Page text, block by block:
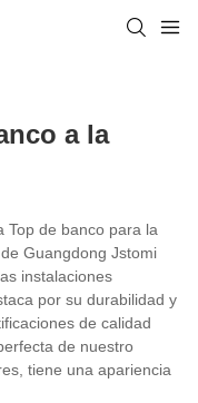
a la
Top de banco para la
Guangdong Jstomi
instalaciones
por su durabilidad y
de calidad
de nuestro
tiene una apariencia